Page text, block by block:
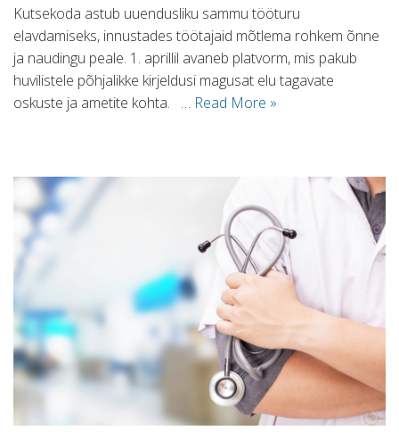
Kutsekoda astub uuendusliku sammu tööturu
elavdamiseks, innustades töötajaid mõtlema rohkem õnne
ja naudingu peale. 1. aprillil avaneb platvorm, mis pakub
huvilistele põhjalikke kirjeldusi magusat elu tagavate
oskuste ja ametite kohta. … Read More »